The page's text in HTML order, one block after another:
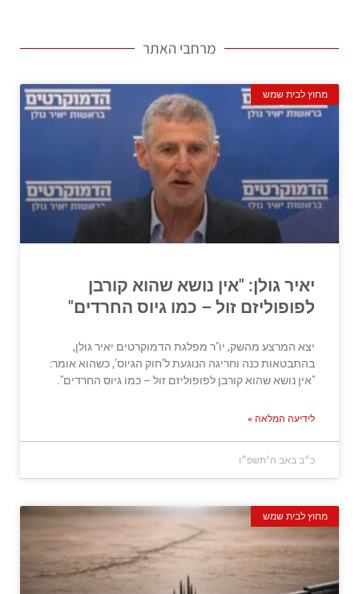
מרחבי האתר
מחוץ לבית שמש
יאיר גולן: "אין נושא שהוא קורבן
לפופוליזם זול – כמו גיוס החרדים"
יצא המרצע מהשק, יו"ר מפלגת הדמוקרטים יאיר גולן,
בהתבטאות כנה וחריגה הנוגעת ל’חוק הגיוס’, כשהוא אומר:
"אין נושא שהוא קורבן לפופוליזם זול – כמו גיוס החרדים".
לידיעה המלאה »
כ״ב באב ה׳תשפ״ו
מחוץ לבית שמש